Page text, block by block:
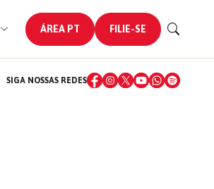
ÁREA PT FILIE-SE
SIGA NOSSAS REDES